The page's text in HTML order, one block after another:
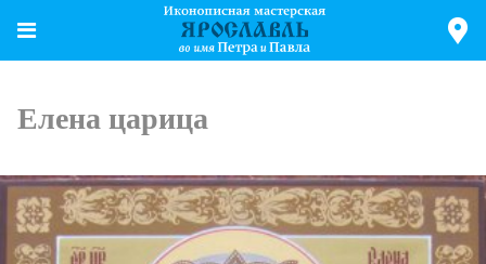
Елена царица